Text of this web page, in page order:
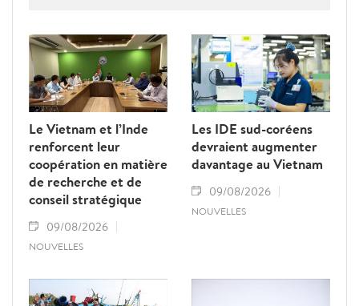
Phomvihane, soulignant ses contributions
au renforcement des relations d’amitié et
de solidarité entre les deux pays.
Le Vietnam et l’Inde
renforcent leur
coopération en matière
de recherche et de
conseil stratégique
09/08/2026
NOUVELLES
Les IDE sud-coréens
devraient augmenter
davantage au Vietnam
09/08/2026
NOUVELLES